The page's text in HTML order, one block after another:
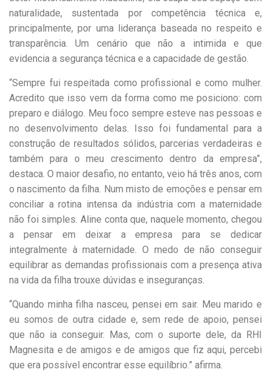
naturalidade, sustentada por competência técnica e,
principalmente, por uma liderança baseada no respeito e
transparência. Um cenário que não a intimida e que
evidencia a segurança técnica e a capacidade de gestão.
“Sempre fui respeitada como profissional e como mulher.
Acredito que isso vem da forma como me posiciono: com
preparo e diálogo. Meu foco sempre esteve nas pessoas e
no desenvolvimento delas. Isso foi fundamental para a
construção de resultados sólidos, parcerias verdadeiras e
também para o meu crescimento dentro da empresa”,
destaca. O maior desafio, no entanto, veio há três anos, com
o nascimento da filha. Num misto de emoções e pensar em
conciliar a rotina intensa da indústria com a maternidade
não foi simples. Aline conta que, naquele momento, chegou
a pensar em deixar a empresa para se dedicar
integralmente à maternidade. O medo de não conseguir
equilibrar as demandas profissionais com a presença ativa
na vida da filha trouxe dúvidas e inseguranças.
“Quando minha filha nasceu, pensei em sair. Meu marido e
eu somos de outra cidade e, sem rede de apoio, pensei
que não ia conseguir. Mas, com o suporte dele, da RHI
Magnesita e de amigos e de amigos que fiz aqui, percebi
que era possível encontrar esse equilíbrio.” afirma.